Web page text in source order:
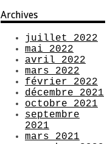
Archives
juillet 2022
mai 2022
avril 2022
mars 2022
février 2022
décembre 2021
octobre 2021
septembre
2021
mars 2021